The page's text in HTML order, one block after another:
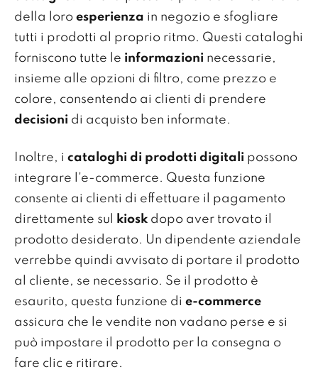
della loro esperienza in negozio e sfogliare
tutti i prodotti al proprio ritmo. Questi cataloghi
forniscono tutte le informazioni necessarie,
insieme alle opzioni di filtro, come prezzo e
colore, consentendo ai clienti di prendere
decisioni di acquisto ben informate.
Inoltre, i cataloghi di prodotti digitali possono
integrare l'e-commerce. Questa funzione
consente ai clienti di effettuare il pagamento
direttamente sul
kiosk dopo aver trovato il
prodotto desiderato. Un dipendente aziendale
verrebbe quindi avvisato di portare il prodotto
al cliente, se necessario. Se il prodotto è
esaurito, questa funzione di e-commerce
assicura che le vendite non vadano perse e si
può impostare il prodotto per la consegna o
fare clic e ritirare.